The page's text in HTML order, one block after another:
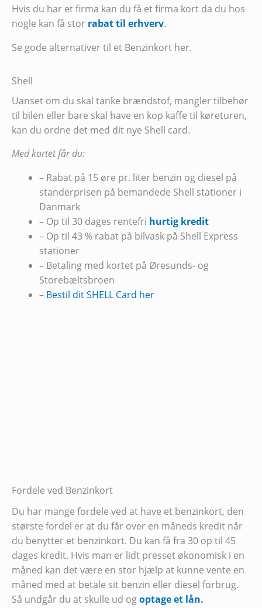
Hvis du har et firma kan du få et firma kort da du hos
nogle kan få stor rabat til erhverv.
Se gode alternativer til et Benzinkort her.
Shell
Uanset om du skal tanke brændstof, mangler tilbehør
til bilen eller bare skal have en kop kaffe til køreturen,
kan du ordne det med dit nye Shell card.
Med kortet får du:
– Rabat på 15 øre pr. liter benzin og diesel på
standerprisen på bemandede Shell stationer i
Danmark
– Op til 30 dages rentefri hurtig kredit
– Op til 43 % rabat på bilvask på Shell Express
stationer
– Betaling med kortet på Øresunds- og
Storebæltsbroen
– Bestil dit SHELL Card her
Fordele ved Benzinkort
Du har mange fordele ved at have et benzinkort, den
største fordel er at du får over en måneds kredit når
du benytter et benzinkort. Du kan få fra 30 op til 45
dages kredit. Hvis man er lidt presset økonomisk i en
måned kan det være en stor hjælp at kunne vente en
måned med at betale sit benzin eller diesel forbrug.
Så undgår du at skulle ud ogoptage et lån.